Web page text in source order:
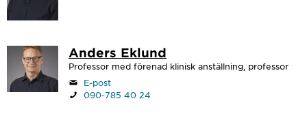
Anders Eklund
Professor med förenad klinisk anställning, professor
E-post
090-785 40 24